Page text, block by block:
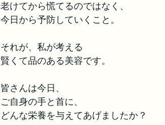
老けてから慌てるのではなく、
今日から予防していくこと。
それが、私が考える
賢くて品のある美容です。
皆さんは今日、
ご自身の手と首に、
どんな栄養を与えてあげましたか？